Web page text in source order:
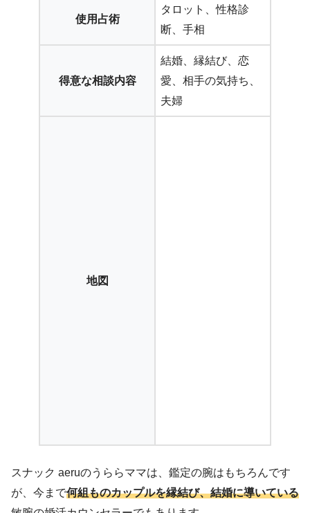
使用占術
タロット、性格診
断、手相
得意な相談内容
結婚、縁結び、恋
愛、相手の気持ち、
夫婦
地図
スナック aeruのうららママは、鑑定の腕はもちろんです
が、今まで何組ものカップルを縁結び、結婚に導いている